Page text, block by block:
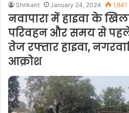
Shrikant January 24, 2024 1,841
नवापारा में हाइवा के
परिवहन और समय से पहले
तेज रफ्तार हाइवा,
आक्रोश